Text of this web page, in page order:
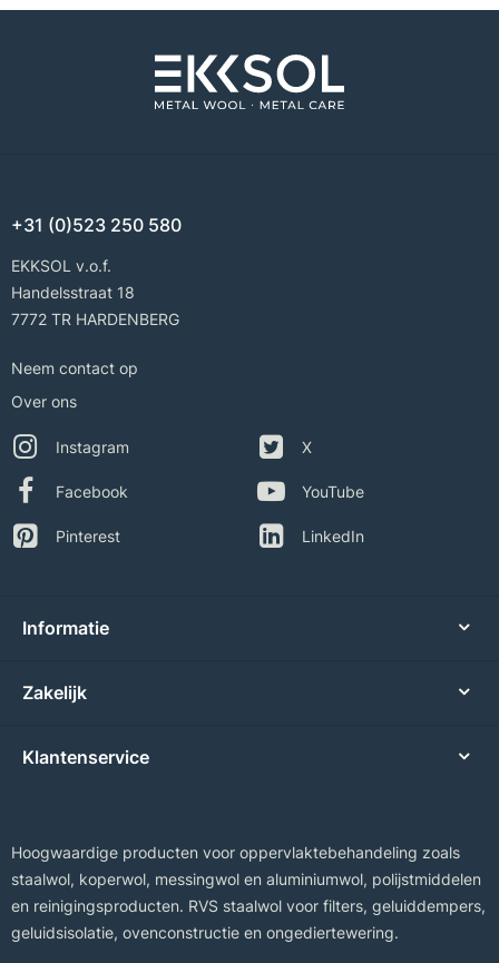
+31 (0)523 250 580
EKKSOL v.o.f.
Handelsstraat 18
7772 TR HARDENBERG
Neem contact op
Over ons
Instagram
Facebook
Pinterest
X
YouTube
LinkedIn
Informatie
Zakelijk
Klantenservice
Hoogwaardige producten voor oppervlaktebehandeling zoals
staalwol, koperwol, messingwol en aluminiumwol, polijstmiddelen
en reinigingsproducten. RVS staalwol voor filters, geluiddempers,
geluidsisolatie, ovenconstructie en ongediertewering.